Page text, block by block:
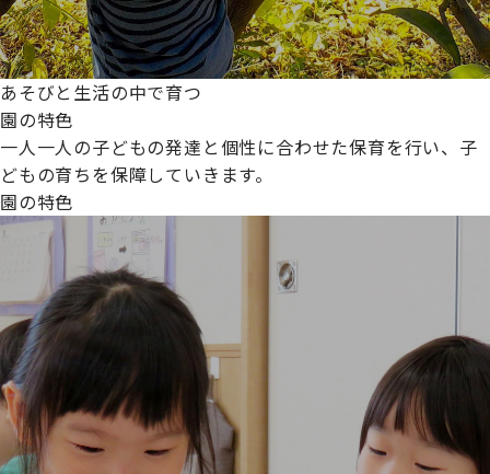
あそびと生活の中で育つ
園の特色
一人一人の子どもの発達と個性に合わせた保育を行い、子
どもの育ちを保障していきます。
園の特色